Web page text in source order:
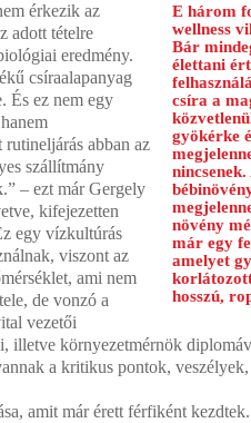
E három
wellness
Bár
élettani
csíra a
gyökérke
növény
már egy
amelyet
hosszú,
érkezik az
adott tételre
eredmény.
csíraalapanyag
És ez nem egy
abban az
szállítmány
– ezt már Gergely
kifejezetten
egy vízkultúrás
viszont az
ami nem
de vonzó a
vezetői
illetve környezetmérnök
a kritikus pontok,
amit már érett férfiként